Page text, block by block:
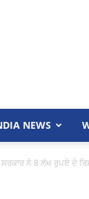
NEWS
ਨੇ 8 ਲੱਖ ਰੁਪਏ ਦੇ